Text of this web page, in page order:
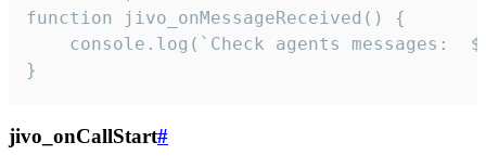
function jivo_onMessageReceived() {
}
jivo_onCallStart#